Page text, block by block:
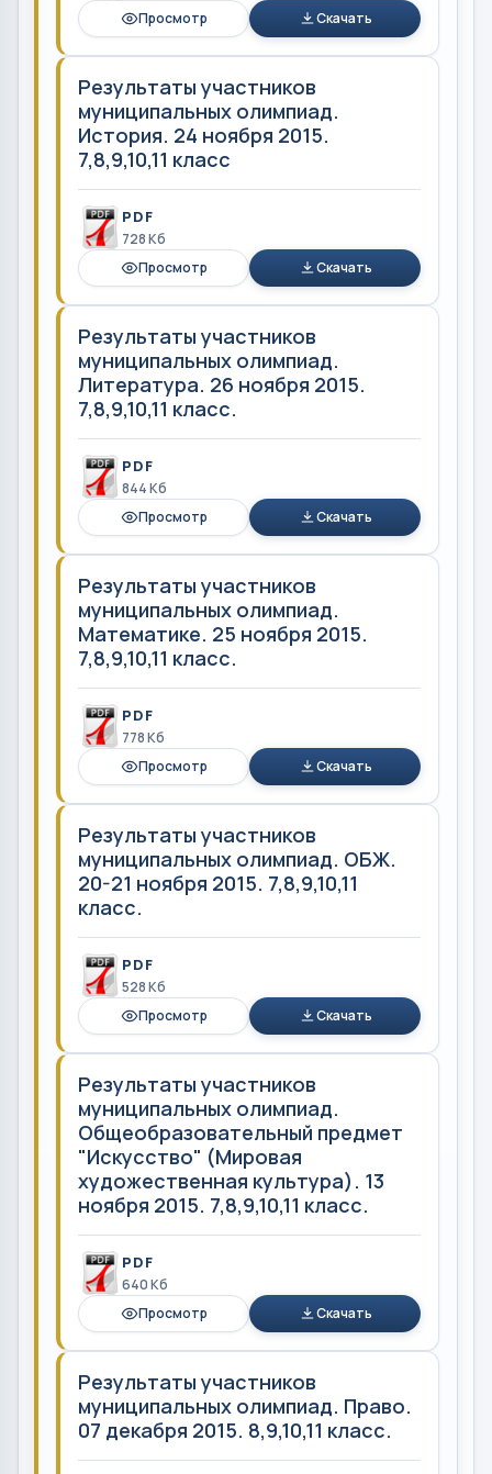
Просмотр
Скачать
Результаты участников
муниципальных олимпиад.
История. 24 ноября 2015.
7,8,9,10,11 класс
PDF
728 Кб
Просмотр
Скачать
Результаты участников
муниципальных олимпиад.
Литература. 26 ноября 2015.
7,8,9,10,11 класс.
PDF
844 Кб
Просмотр
Скачать
Результаты участников
муниципальных олимпиад.
Математике. 25 ноября 2015.
7,8,9,10,11 класс.
PDF
778 Кб
Просмотр
Скачать
Результаты участников
муниципальных олимпиад. ОБЖ.
20-21 ноября 2015. 7,8,9,10,11
класс.
PDF
528 Кб
Просмотр
Скачать
Результаты участников
муниципальных олимпиад.
Общеобразовательный предмет
"Искусство" (Мировая
художественная культура). 13
ноября 2015. 7,8,9,10,11 класс.
PDF
640 Кб
Просмотр
Скачать
Результаты участников
муниципальных олимпиад. Право.
07 декабря 2015. 8,9,10,11 класс.